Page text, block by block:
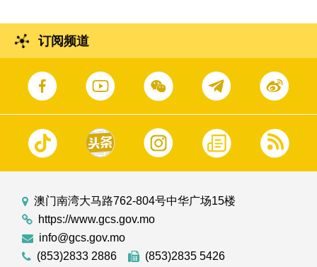
订阅频道
澳门南湾大马路762-804号中华广场15楼
https://www.gcs.gov.mo
info@gcs.gov.mo
(853)2833 2886
(853)2835 5426